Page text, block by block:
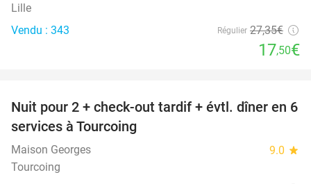
Lille
Vendu : 343
Régulier 27,35€
17,50€
32%
Nuit pour 2 + check-out tardif + évtl. dîner en 6
services à Tourcoing
Maison Georges 9.0 star
Tourcoing